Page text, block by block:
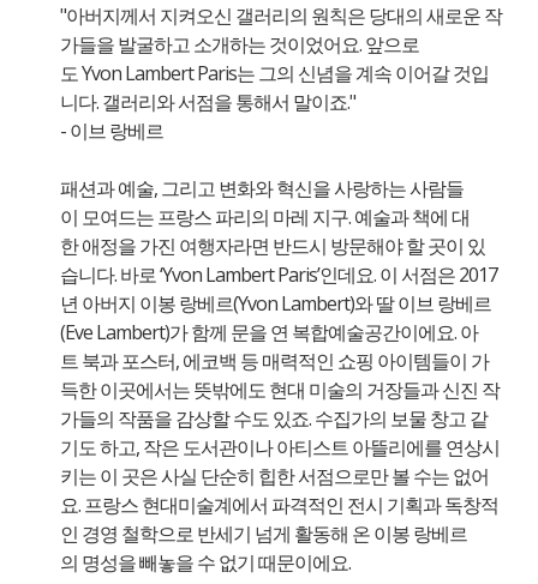
"아버지께서 지켜오신 갤러리의 원칙은 당대의 새로운 작
가들을 발굴하고 소개하는 것이었어요. 앞으로
도 Yvon Lambert Paris는 그의 신념을 계속 이어갈 것입
니다. 갤러리와 서점을 통해서 말이죠."
- 이브 랑베르
패션과 예술, 그리고 변화와 혁신을 사랑하는 사람들
이 모여드는 프랑스 파리의 마레 지구. 예술과 책에 대
한 애정을 가진 여행자라면 반드시 방문해야 할 곳이 있
습니다. 바로 ‘Yvon Lambert Paris’인데요. 이 서점은 2017
년 아버지 이봉 랑베르(Yvon Lambert)와 딸 이브 랑베르
(Eve Lambert)가 함께 문을 연 복합예술공간이에요. 아
트 북과 포스터, 에코백 등 매력적인 쇼핑 아이템들이 가
득한 이곳에서는 뜻밖에도 현대 미술의 거장들과 신진 작
가들의 작품을 감상할 수도 있죠. 수집가의 보물 창고 같
기도 하고, 작은 도서관이나 아티스트 아뜰리에를 연상시
키는 이 곳은 사실 단순히 힙한 서점으로만 볼 수는 없어
요. 프랑스 현대미술계에서 파격적인 전시 기획과 독창적
인 경영 철학으로 반세기 넘게 활동해 온 이봉 랑베르
의 명성을 빼놓을 수 없기 때문이에요.